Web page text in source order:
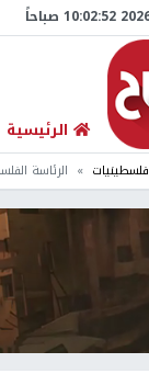
الرئيسية
فلسطينيات الرئاسة